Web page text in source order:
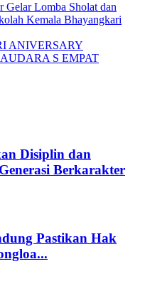
Gelar Lomba Sholat dan
Kemala Bhayangkari
ANIVERSARY
S EMPAT
Disiplin dan
Berkarakter
Pastikan Hak